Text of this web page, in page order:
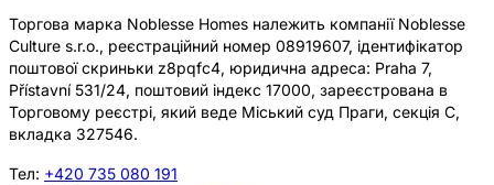
Торгова марка Noblesse Homes належить компанії Noblesse
Culture s.r.o., реєстраційний номер 08919607, ідентифікатор
поштової скриньки z8pqfc4, юридична адреса: Praha 7,
Přístavní 531/24, поштовий індекс 17000, зареєстрована в
Торговому реєстрі, який веде Міський суд Праги, секція C,
вкладка 327546.
Тел: +420 735 080 191